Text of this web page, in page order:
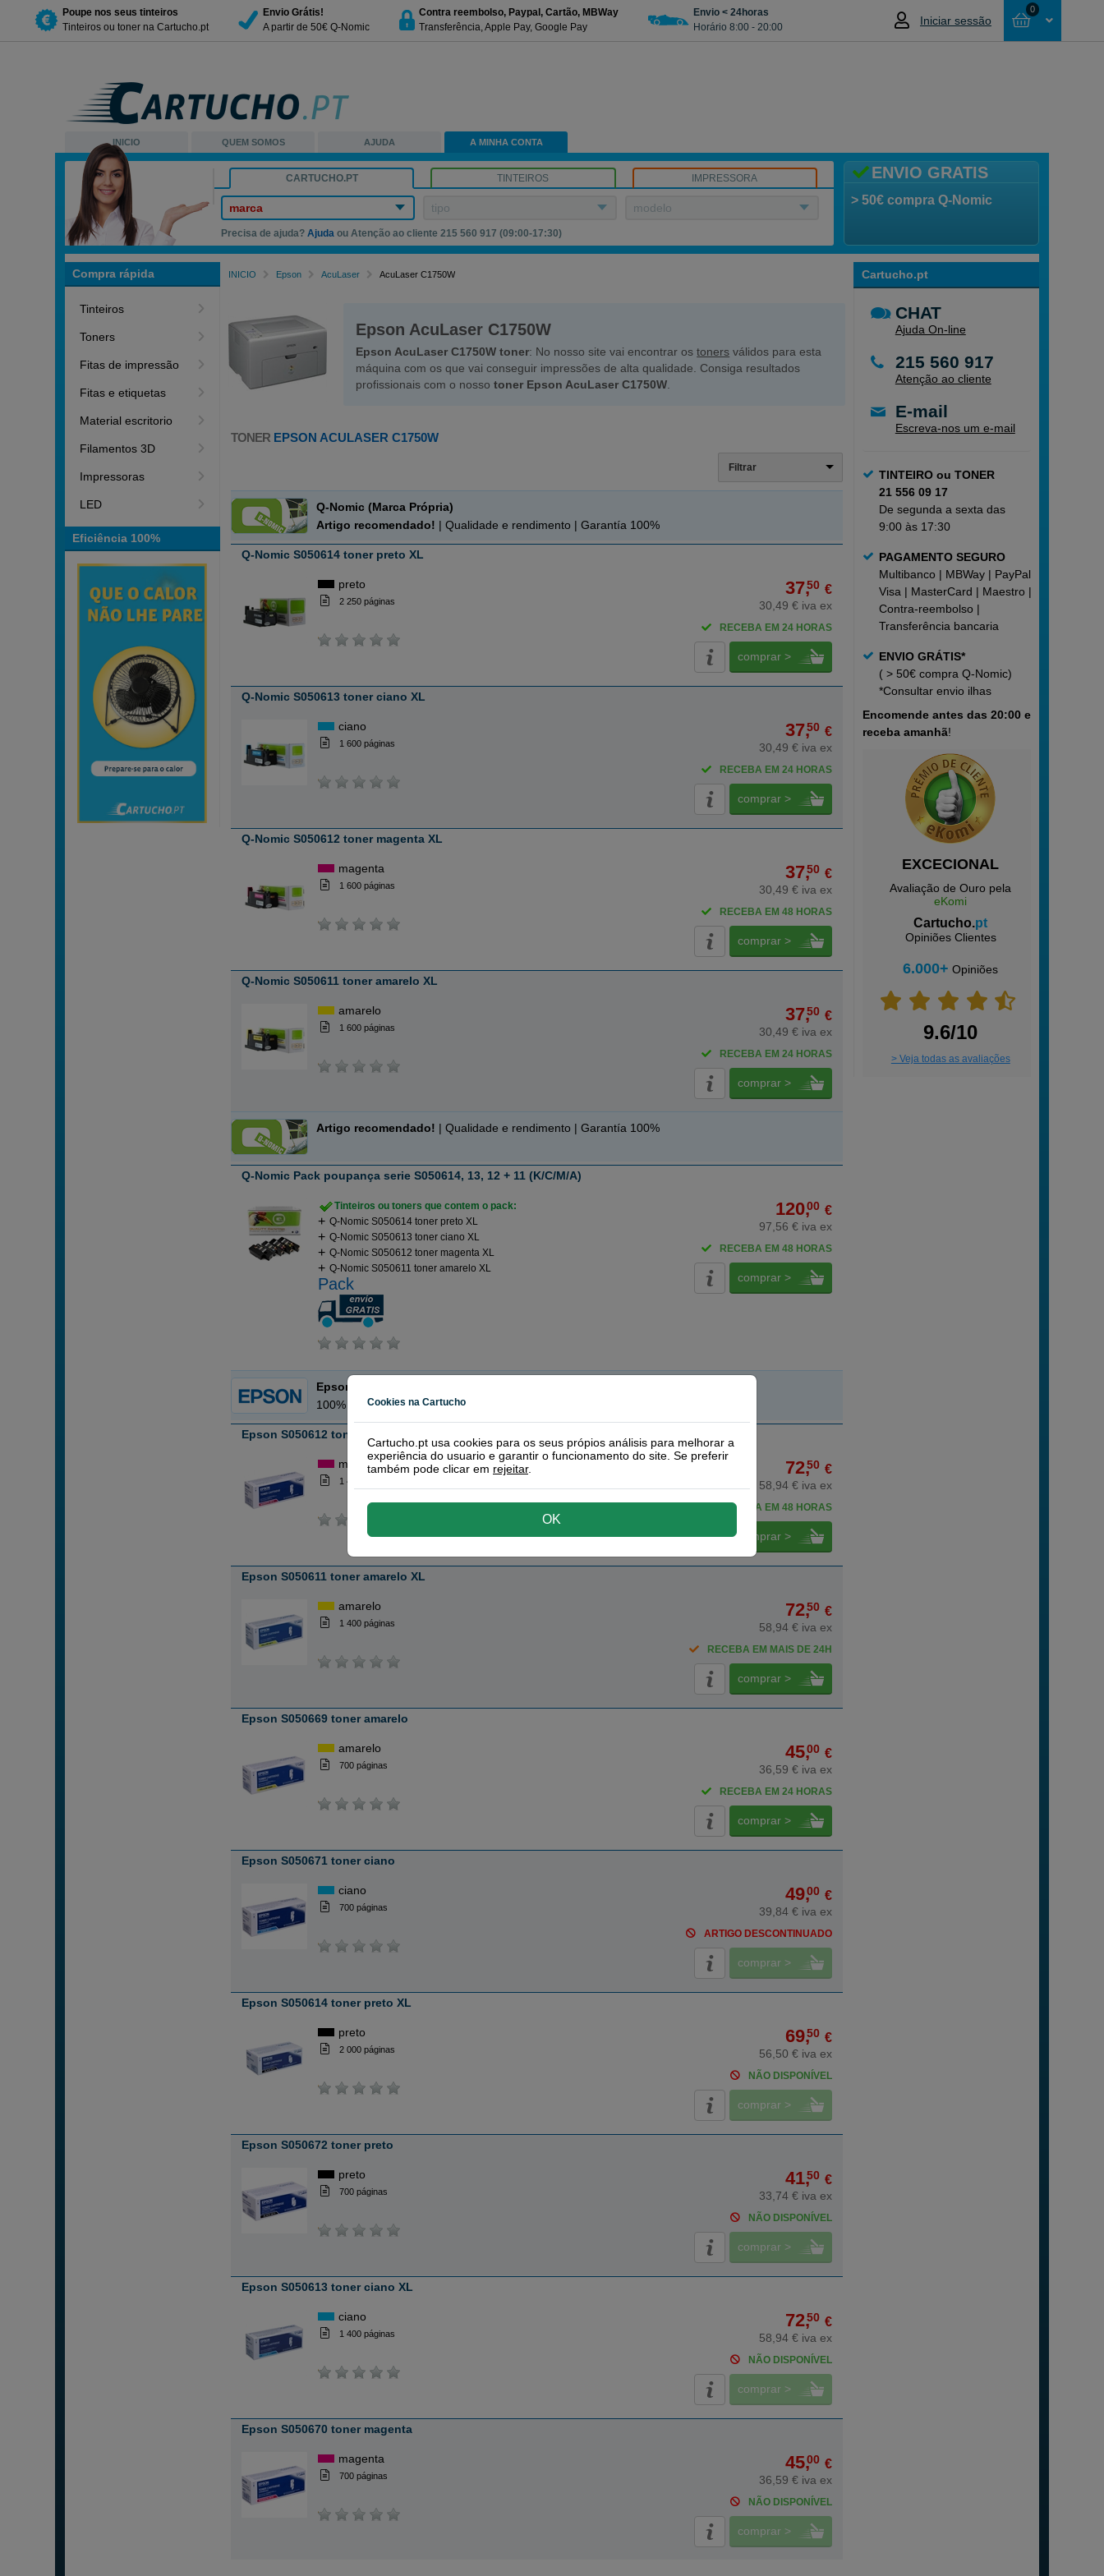
Poupe nos seus tinteiros
Tinteiros ou toner na Cartucho.pt
Envio Grátis!
A partir de 50€ Q-Nomic
Contra reembolso, Paypal, Cartão, MBWay
Transferência, Apple Pay, Google Pay
Envio < 24horas
Horário 8:00 - 20:00
Iniciar sessão
0
INICIO QUEM SOMOS AJUDA A MINHA CONTA
ENVIO GRATIS
> 50€ compra Q-Nomic
CARTUCHO.PT TINTEIROS IMPRESSORA
marca tipo modelo
Precisa de ajuda?Ajuda ou Atenção ao cliente 215 560 917 (09:00-17:30)
Compra rápida
Tinteiros
Toners
Fitas de impressão
Fitas e etiquetas
Material escritorio
Filamentos 3D
Impressoras
LED
Eficiência 100%
Cartucho.pt
CHAT
Ajuda On-line
215 560 917
Atenção ao cliente
E-mail
Escreva-nos um e-mail
TINTEIRO ou TONER
21 556 09 17
De segunda a sexta das
9:00 às 17:30
PAGAMENTO SEGURO
Multibanco | MBWay | PayPal |
Visa | MasterCard | Maestro |
Contra-reembolso |
Transferência bancaria
ENVIO GRÁTIS*
( > 50€ compra Q-Nomic)
*Consultarenvio ilhas
Encomende antes das 20:00 e
receba amanhã!
EXCECIONAL
Avaliação de Ouro pela
eKomi
Cartucho.pt
Opiniões Clientes
6.000+ Opiniões
9.6/10
> Veja todas as avaliações
INICIO Epson AcuLaser AcuLaser C1750W
Epson AcuLaser C1750W
Epson AcuLaser C1750W toner: No nosso site vai encontrar ostoners válidos para esta
máquina com os que vai conseguir impressões de alta qualidade. Consiga resultados
profissionais com o nossotoner Epson AcuLaser C1750W
TONER EPSON ACULASER C1750W
Filtrar
Q-Nomic (Marca Própria)
Artigo recomendado! | Qualidade e rendimento | Garantía 100%
Q-Nomic S050614 toner preto XL
preto
2 250 páginas
37,50 €
30,49 € iva ex
RECEBA EM 24 HORAS
comprar >
Q-Nomic S050613 toner ciano XL
ciano
1 600 páginas
37,50 €
30,49 € iva ex
RECEBA EM 24 HORAS
comprar >
Q-Nomic S050612 toner magenta XL
magenta
1 600 páginas
37,50 €
30,49 € iva ex
RECEBA EM 48 HORAS
comprar >
Q-Nomic S050611 toner amarelo XL
amarelo
1 600 páginas
37,50 €
30,49 € iva ex
RECEBA EM 24 HORAS
comprar >
Artigo recomendado! | Qualidade e rendimento | Garantía 100%
Q-Nomic Pack poupança serie S050614, 13, 12 + 11 (K/C/M/A)
Tinteiros ou toners que contem o pack:
Q-Nomic S050614 toner preto XL
Q-Nomic S050613 toner ciano XL
Q-Nomic S050612 toner magenta XL
Q-Nomic S050611 toner amarelo XL
Pack
120,00 €
97,56 € iva ex
RECEBA EM 48 HORAS
comprar >
Epson
100% Original
Epson S050612 toner magenta XL
magenta
1 400 páginas
72,50 €
58,94 € iva ex
RECEBA EM 48 HORAS
comprar >
Epson S050611 toner amarelo XL
amarelo
1 400 páginas
72,50 €
58,94 € iva ex
RECEBA EM MAIS DE 24H
comprar >
Epson S050669 toner amarelo
amarelo
700 páginas
45,00 €
36,59 € iva ex
RECEBA EM 24 HORAS
comprar >
Epson S050671 toner ciano
ciano
700 páginas
49,00 €
39,84 € iva ex
ARTIGO DESCONTINUADO
comprar >
Epson S050614 toner preto XL
preto
2 000 páginas
69,50 €
56,50 € iva ex
NÃO DISPONÍVEL
comprar >
Epson S050672 toner preto
preto
700 páginas
41,50 €
33,74 € iva ex
NÃO DISPONÍVEL
comprar >
Epson S050613 toner ciano XL
ciano
1 400 páginas
72,50 €
58,94 € iva ex
NÃO DISPONÍVEL
comprar >
Epson S050670 toner magenta
magenta
700 páginas
45,00 €
36,59 € iva ex
NÃO DISPONÍVEL
comprar >
Cookies na Cartucho
Cartucho.pt usa cookies para os seus própios análisis para melhorar a
experiência do usuario e garantir o funcionamento do site. Se preferir
também pode clicar em rejeitar.
OK